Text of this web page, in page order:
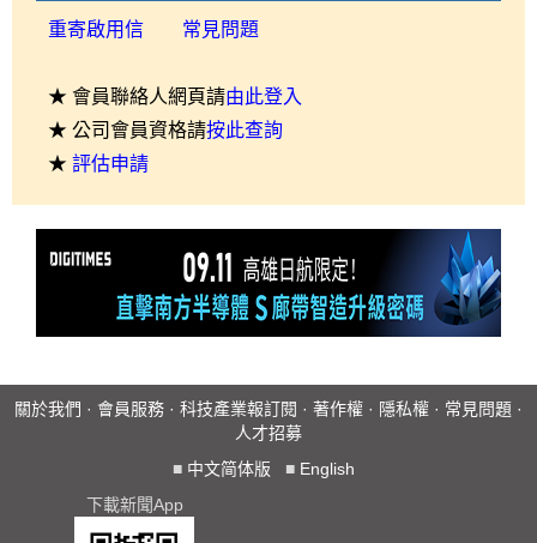
重寄啟用信 常見問題
★ 會員聯絡人網頁請由此登入
★ 公司會員資格請按此查詢
★ 評估申請
關於我們 · 會員服務 · 科技產業報訂閱 · 著作權 · 隱私權 · 常見問題 ·
人才招募
■ 中文简体版 ■ English
下載新聞App